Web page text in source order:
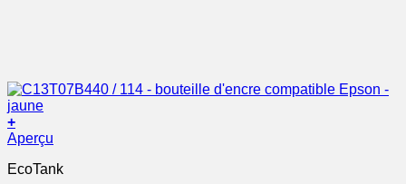
+
Aperçu
EcoTank